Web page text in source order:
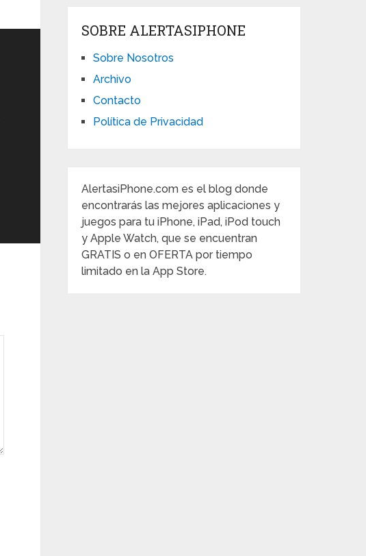
SOBRE ALERTASIPHONE
Sobre Nosotros
Archivo
Contacto
Política de Privacidad
AlertasiPhone.com es el blog donde
encontrarás las mejores aplicaciones y
juegos para tu iPhone, iPad, iPod touch
y Apple Watch, que se encuentran
GRATIS o en OFERTA por tiempo
limitado en la App Store.